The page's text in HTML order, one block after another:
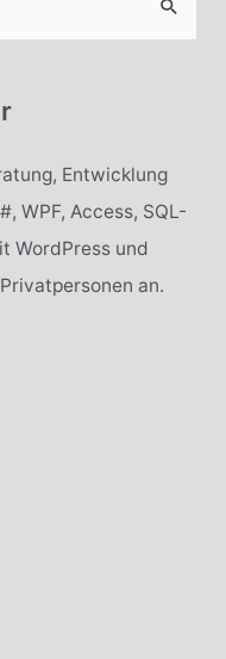
Entwicklung
WPF, Access, SQL-
WordPress und
an.